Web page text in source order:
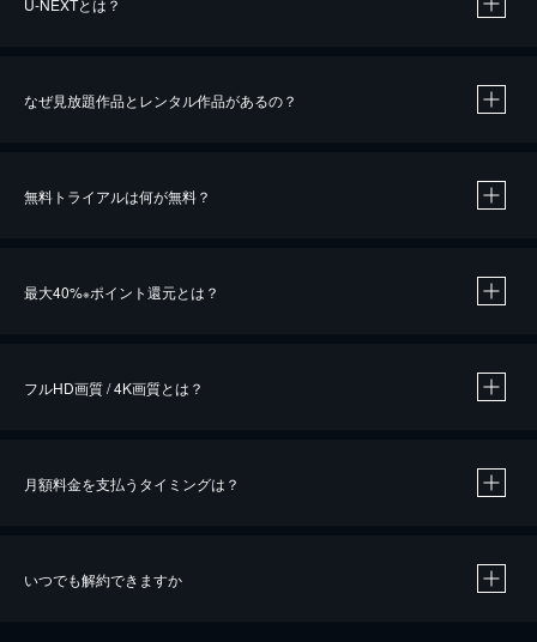
U-NEXTとは？
なぜ見放題作品とレンタル作品があるの？
無料トライアルは何が無料？
最大40%※ポイント還元とは？
※40％ポイント還元の対象は、クレジットカード決済による作品の購入 / レンタルです。
フルHD画質 / 4K画質とは？
月額料金を支払うタイミングは？
いつでも解約できますか